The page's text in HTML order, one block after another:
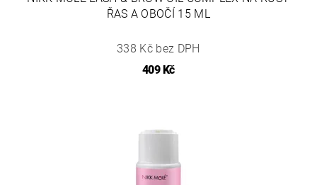
ŘAS A OBOČÍ 15 ML
338 Kč bez DPH
409 Kč